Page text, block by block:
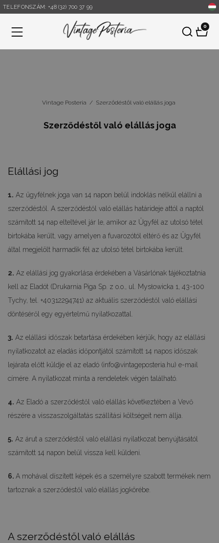
TELEFONSZÁM: +48 (32) 700 37 99
Menü
0
Vintage Posteria / Szerződéstől való elállás joga
Szerződéstől való elállás joga
Elállási jog
1. Az ügyfélnek joga van 14 napon belül indoklás nélkül elállni a
szerződéstől. A szerződéstől való elállás határideje attól a naptól
számított 14 nap elteltével jár le, amikor az Ügyfél az utolsó tétel
birtokába került, vagy amelyen a fuvarozótól eltérő és az Ügyfél
által megjelölt harmadik fél az utolsó tétel birtokába került.
2. Az elállási jog gyakorlása érdekében a Vásárlónak tájékoztatnia
kell az Eladót (Drukarnia Piga Sp. z o.o., ul. Mysłowicka 1, 43-100
Tychy, tel. +40312294741) az aktuális szerződéstől való elállási
döntéséről egy egyértelmű nyilatkozattal.
3. Az elállási időszak betartása érdekében kérjük, hogy az elállási
nyilatkozatot az eladás időpontjától számított 14 napos időszak
lejárata előtt küldje el az eladó (info@vintageposteria.hu) e-mail
címére. A nyilatkozat minta a rendeletek végén található.
4. Az Eladó a szerződéstől való elállás következtében a Vevő
részére a visszaszolgáltatás szállítási költségeit nem állja.
5. Az árut a szerződéstől való elállási nyilatkozat benyújtásától
számított 14 napon belül vissza kell küldeni.
6. A mohával díszített képek és a személyre szabott termékek nem
tartoznak a szerződéstől való elállás jogkörébe.
A szerződéstől való elállás